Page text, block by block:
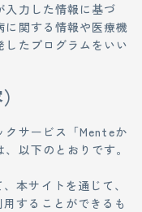
入力した情報に基づ
に関する情報や医療機
たプログラムをいい
クサービス「Menteか
以下のとおりです。
本サイトを通じて、
することができるも